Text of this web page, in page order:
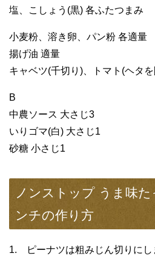
塩、こしょう(黒) 各ふたつまみ
小麦粉、溶き卵、パン粉 各適量
揚げ油 適量
キャベツ(千切り)、トマト(ヘタ
B
中農ソース 大さじ3
いりゴマ(白) 大さじ1
砂糖 小さじ1
ノンストップ うま味
ンチの作り方
1. ピーナツは粗みじん切りにし